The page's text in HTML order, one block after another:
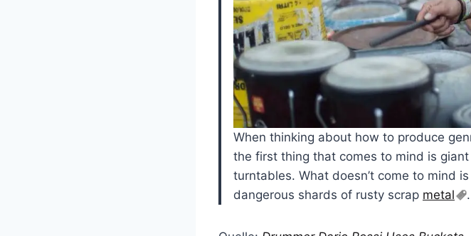
When thinking about how to produce
the first thing that comes to mind is
turntables. What doesn’t come to mind
dangerous shards of rusty scrap metal